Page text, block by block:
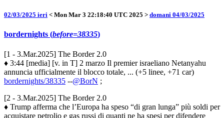
02/03/2025 ieri < Mon Mar 3 22:18:40 UTC 2025 > domani 04/03/2025
bordernights (before=38335)
[1 - 3.Mar.2025] The Border 2.0
♦ 3:44 [media] [v. in T] 2 marzo Il premier israeliano Netanyahu
annuncia ufficialmente il blocco totale, ... (+5 linee, +71 car)
bordernights/38335 --@BorN ;
[2 - 3.Mar.2025] The Border 2.0
♦ Trump afferma che l’Europa ha speso “di gran lunga” più soldi per
acquistare petrolio e gas russi di quanti ne ha spesi per difendere